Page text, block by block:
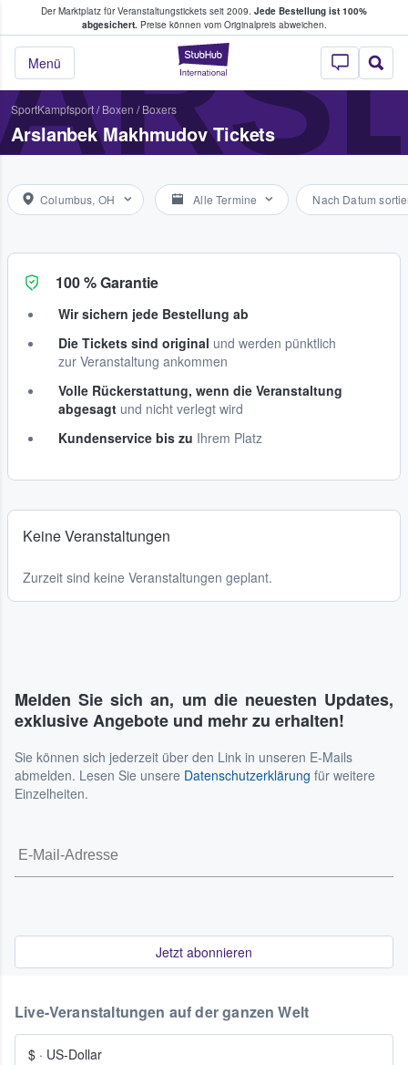
Der Marktplatz für Veranstaltungstickets seit 2009. Jede Bestellung ist 100%
abgesichert.Preise können vom Originalpreis abweichen.
StubHub - Wo
Menü
Tickets kaufen & verkaufen
SportKampfsport/ Boxen / Boxers
Arslanbek Makhmudov Tickets
Columbus, OH Alle Termine Nach Datum
100 % Garantie
Wir sichern jede Bestellung ab
Die Tickets sind original und werden pünktlich
zur Veranstaltung ankommen
Volle Rückerstattung, wenn die Veranstaltung
abgesagt und nicht verlegt wird
Kundenservice bis zu Ihrem Platz
Keine Veranstaltungen
Zurzeit sind keine Veranstaltungen geplant.
Melden Sie sich an, um die neuesten Updates,
exklusive Angebote und mehr zu erhalten!
Sie können sich jederzeit über den Link in unseren E-Mails
abmelden. Lesen Sie unsere Datenschutzerklärung für weitere
Einzelheiten.
Jetzt abonnieren
Live-Veranstaltungen auf der ganzen Welt
$ · US-Dollar